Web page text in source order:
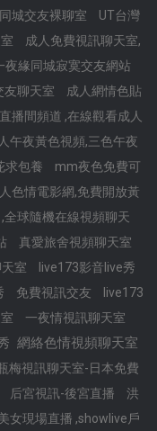
城交友裸聊室
UT台灣
成人免費視訊聊天室,
夜緣同城寂寞交友網站
友聊天室
成人網情色貼
播間頻道 ,在線觀看成人
午夜黃色視頻,三色午夜
求包養
mm夜色免費可
色情電影網,免費開放黃
球隨機在線視頻聊天
真愛旅舍視頻聊天室
室
live173影音live秀
免費視訊交友
live173
一夜情視訊聊天室
網絡色情視頻聊天室
梅視訊聊天室-日本免費
后宮視訊-後宮直播
洪
女現場直播 ,showlive戶